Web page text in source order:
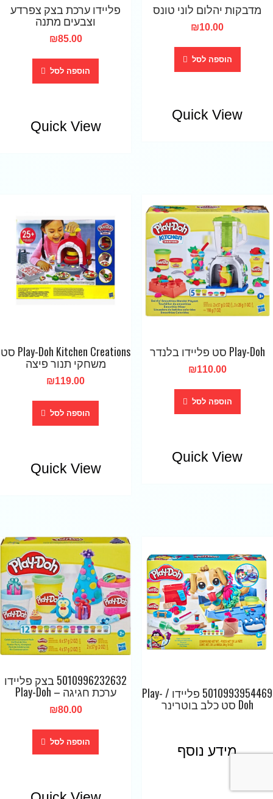
מדבקות יהלום לוני טונס
₪10.00
הוספה לסל
Quick View
פליידו ערכת בצק צפרדע
וצבעים מתנה
₪85.00
הוספה לסל
Quick View
Play-Doh סט פליידו בלנדר
₪110.00
הוספה לסל
Quick View
Play-Doh Kitchen Creations סט
משחקי תנור פיצה
₪119.00
הוספה לסל
Quick View
5010993954469 פליידו / Play-
Doh סט כלב בוטרינר
מידע נוסף
5010996232632 בצק פליידו
ערכת חגיגה – Play-Doh
₪80.00
הוספה לסל